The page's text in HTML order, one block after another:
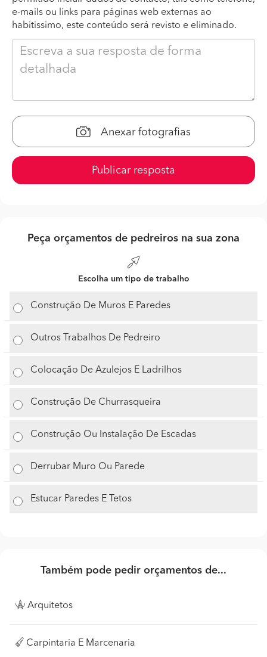
e-mails ou links para páginas web externas ao
habitissimo, este conteúdo será revisto e eliminado.
Anexar fotografias
Publicar resposta
Peça orçamentos de pedreiros na sua zona
Escolha um tipo de trabalho
Construção De Muros E Paredes
Outros Trabalhos De Pedreiro
Colocação De Azulejos E Ladrilhos
Construção De Churrasqueira
Construção Ou Instalação De Escadas
Derrubar Muro Ou Parede
Estucar Paredes E Tetos
Também pode pedir orçamentos de...
Arquitetos
Carpintaria E Marcenaria